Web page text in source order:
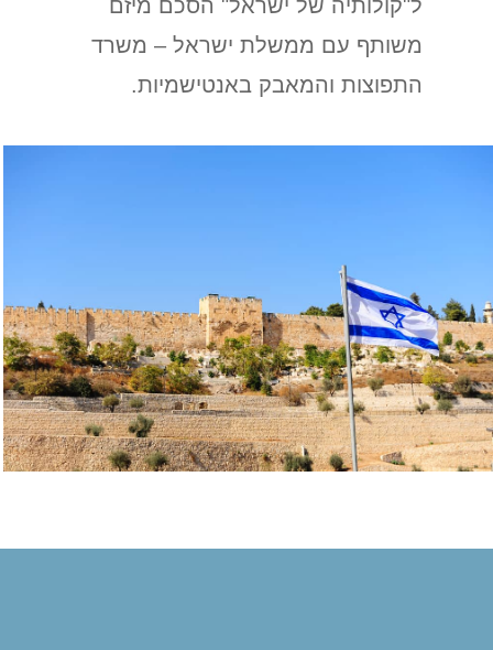
ל"קולותיה של ישראל" הסכם מיזם
משותף עם ממשלת ישראל – משרד
התפוצות והמאבק באנטישמיות.